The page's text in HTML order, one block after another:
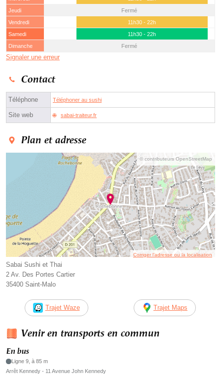
Jeudi
Fermé
Vendredi
11h30 - 22h
Samedi
11h30 - 22h
Dimanche
Fermé
Signaler une erreur
Contact
Téléphone Téléphoner au sushi
Site web sabai-traiteur.fr
Plan et adresse
© contributeurs OpenStreetMap
Corriger l’adresse ou la localisation
Sabai Sushi et Thai
2 Av. Des Portes Cartier
35400 Saint-Malo
Trajet Waze Trajet Maps
Venir en transports en commun
En bus
Ligne 9, à 85 m
Arrêt Kennedy - 11 Avenue John Kennedy